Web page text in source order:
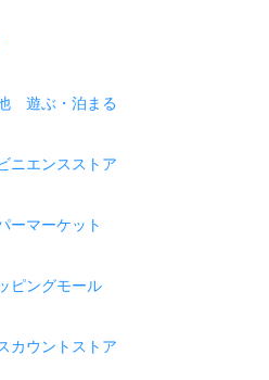
遊ぶ・泊まる
ニエンスストア
ーマーケット
ピングモール
カウントストア